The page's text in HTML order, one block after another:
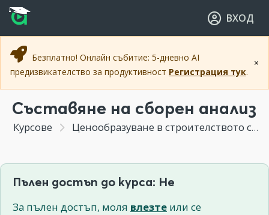
Прескочи към основното съдържание
Прескочи към навигацията
ВХОД
×
Безплатно! Онлайн събитие: 5-дневно AI
предизвикателство за продуктивност Регистрация тук.
Съставяне на сборен анализ
Курсове Ценообразуване в строителството с Project Estimator
Пълен достъп до курса: Не
За пълен достъп, моля влезте или се